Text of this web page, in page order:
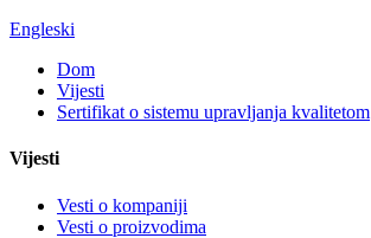
Engleski
Dom
Vijesti
Sertifikat o sistemu upravljanja kvalitetom
Vijesti
Vesti o kompaniji
Vesti o proizvodima